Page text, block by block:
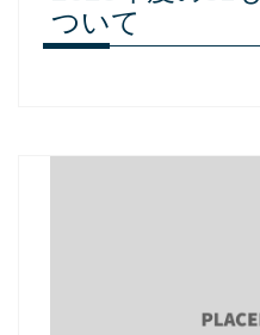
ついて